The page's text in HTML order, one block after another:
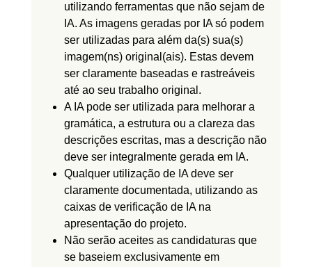
utilizando ferramentas que não sejam de
IA. As imagens geradas por IA só podem
ser utilizadas para além da(s) sua(s)
imagem(ns) original(ais). Estas devem
ser claramente baseadas e rastreáveis
até ao seu trabalho original.
A IA pode ser utilizada para melhorar a
gramática, a estrutura ou a clareza das
descrições escritas, mas a descrição não
deve ser integralmente gerada em IA.
Qualquer utilização de IA deve ser
claramente documentada, utilizando as
caixas de verificação de IA na
apresentação do projeto.
Não serão aceites as candidaturas que
se baseiem exclusivamente em